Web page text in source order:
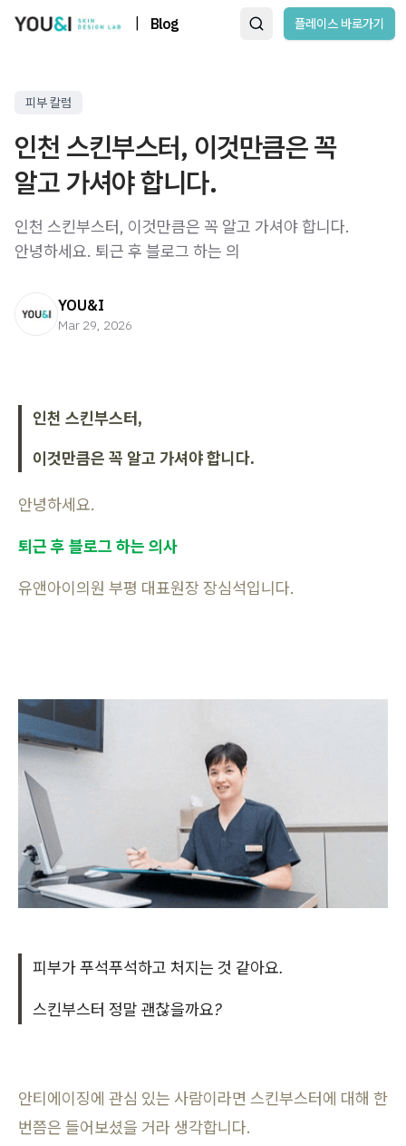
Blog 플레이스 바로가기
피부 칼럼
인천 스킨부스터, 이것만큼은 꼭
알고 가셔야 합니다.
인천 스킨부스터, 이것만큼은 꼭 알고 가셔야 합니다.
안녕하세요. 퇴근 후 블로그 하는 의
YOU&I
Mar 29, 2026
인천 스킨부스터,
이것만큼은 꼭 알고 가셔야 합니다.
안녕하세요.
퇴근 후 블로그 하는 의사
유앤아이의원 부평 대표원장 장심석입니다.
피부가 푸석푸석하고 처지는 것 같아요.
스킨부스터 정말 괜찮을까요?
안티에이징에 관심 있는 사람이라면 스킨부스터에 대해 한
번쯤은 들어보셨을 거라 생각합니다.